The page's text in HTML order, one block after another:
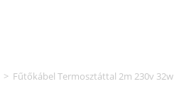
> Fűtőkábel Termosztáttal 2m 230v 32w